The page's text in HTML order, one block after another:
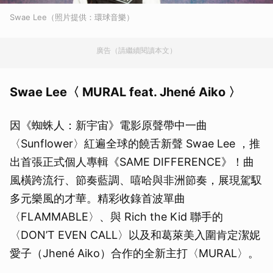
Swae Lee（照片提供：環球音樂）
廣告（請繼續閱讀本文）
Swae Lee〈 MURAL feat. Jhené Aiko 〉
因《蜘蛛人：新宇宙》電影原聲帶中一曲
〈Sunflower〉紅遍全球的饒舌新聲 Swae Lee ，推
出首張正式個人專輯《SAME DIFFERENCE》！曲
風橫跨流行、節奏藍調、嘻哈與非洲節奏，展現駕馭
多元樂風的才華。精彩收錄首波單曲
〈FLAMMABLE〉、與 Rich the Kid 聯手的
〈DON’T EVEN CALL〉以及和葛萊美入圍肯定潔妮
愛子（Jhené Aiko）合作的全新主打〈MURAL〉。